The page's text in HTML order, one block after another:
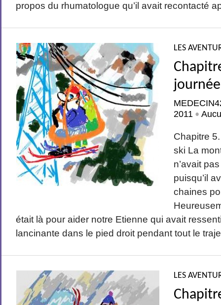
propos du rhumatologue qu’il avait recontacté
LES
2011 •
Chapitre
ski La
n’avait
puisqu’il
chaines
était là pour aider notre Etienne qui avait
lancinante dans le pied droit pendant tout le
LES